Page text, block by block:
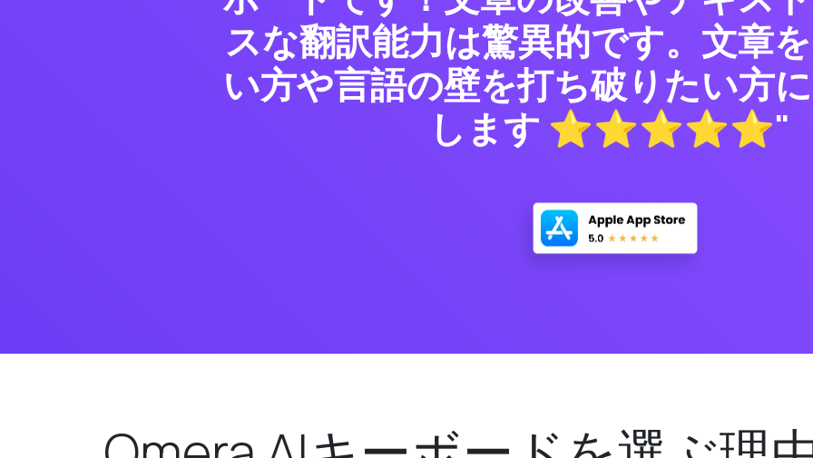
スな翻訳能力は驚異的です。文章
い方や言語の壁を打ち破りたい方
します ⭐⭐⭐⭐⭐"